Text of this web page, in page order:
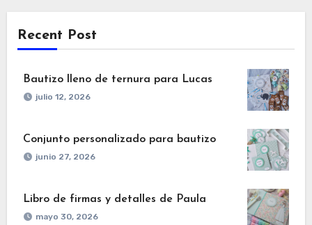
Recent Post
Bautizo lleno de ternura para Lucas
julio 12, 2026
Conjunto personalizado para bautizo
junio 27, 2026
Libro de firmas y detalles de Paula
mayo 30, 2026